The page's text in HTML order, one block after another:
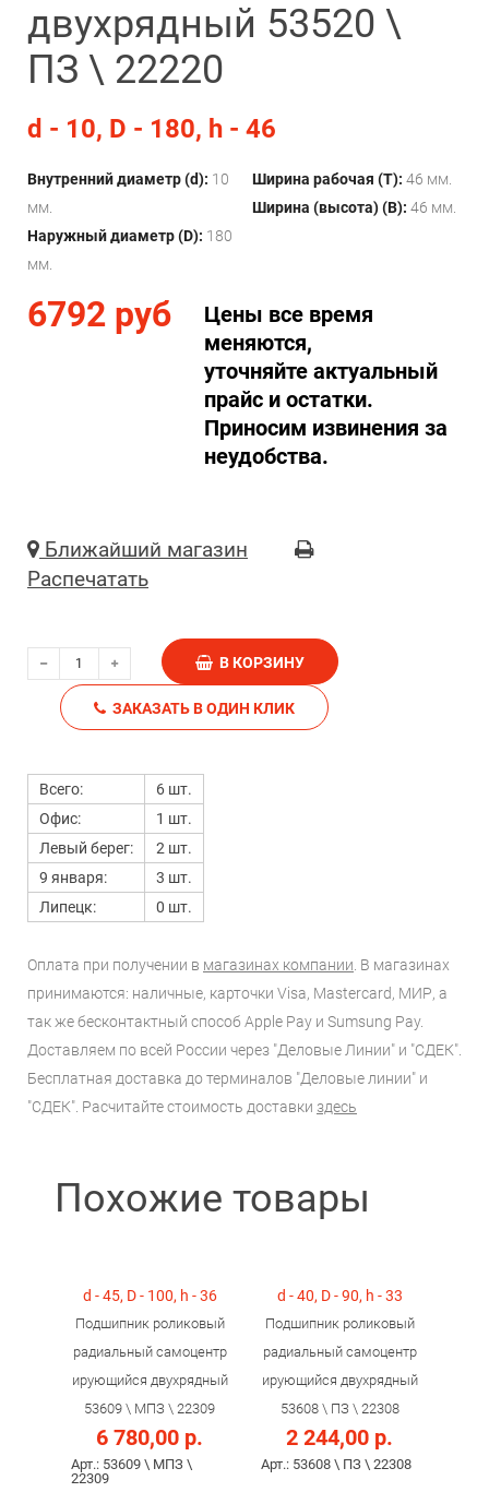
двухрядный 53520 \
ПЗ \ 22220
d - 10, D - 180, h - 46
Внутренний диаметр (d): 10
мм.
Наружный диаметр (D): 180
мм.
Ширина рабочая (T): 46 мм.
Ширина (высота) (B): 46 мм.
6792 руб
Цены все время
меняются,
уточняйте актуальный
прайс и остатки.
Приносим извинения за
неудобства.
Ближайший магазин
Распечатать
В КОРЗИНУ
ЗАКАЗАТЬ В ОДИН КЛИК
Всего:
6 шт.
Офис:
1 шт.
Левый берег:
2 шт.
9 января:
3 шт.
Липецк:
0 шт.
Оплата при получении в магазинах компании . В магазинах
принимаются: наличные, карточки Visa, Mastercard, МИР, а
так же бесконтактный способ Apple Pay и Sumsung Pay.
Доставляем по всей России через "Деловые Линии" и "СДЕК".
Бесплатная доставка до терминалов "Деловые линии" и
"СДЕК". Расчитайте стоимость доставки здесь
Похожие товары
d - 45, D - 100, h - 36
Подшипник роликовый
радиальный самоцентр
ирующийся двухрядный
53609 \ МПЗ \ 22309
6 780,00 р.
Арт.: 53609 \ МПЗ \
22309
d - 40, D - 90, h - 33
Подшипник роликовый
радиальный самоцентр
ирующийся двухрядный
53608 \ ПЗ \ 22308
2 244,00 р.
Арт.: 53608 \ ПЗ \ 22308